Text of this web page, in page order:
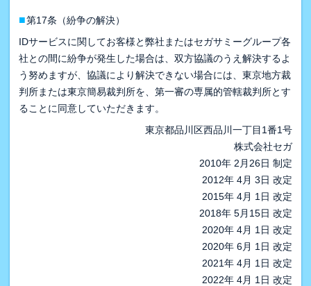
■第17条（紛争の解決）
IDサービスに関してお客様と弊社またはセガサミーグループ各
社との間に紛争が発生した場合は、双方協議のうえ解決するよ
う努めますが、協議により解決できない場合には、東京地方裁
判所または東京簡易裁判所を、第一審の専属的管轄裁判所とす
ることに同意していただきます。
東京都品川区西品川一丁目1番1号
株式会社セガ
2010年 2月26日 制定
2012年 4月 3日 改定
2015年 4月 1日 改定
2018年 5月15日 改定
2020年 4月 1日 改定
2020年 6月 1日 改定
2021年 4月 1日 改定
2022年 4月 1日 改定